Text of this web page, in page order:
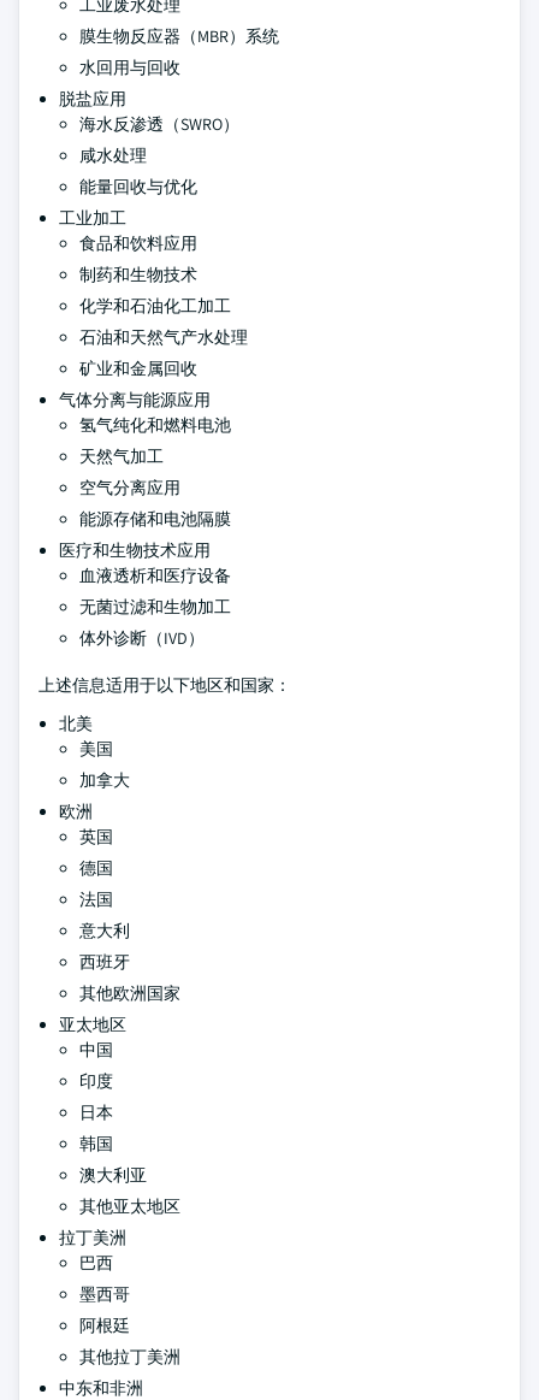
工业废水处理
膜生物反应器（MBR）系统
水回用与回收
脱盐应用
海水反渗透（SWRO）
咸水处理
能量回收与优化
工业加工
食品和饮料应用
制药和生物技术
化学和石油化工加工
石油和天然气产水处理
矿业和金属回收
气体分离与能源应用
氢气纯化和燃料电池
天然气加工
空气分离应用
能源存储和电池隔膜
医疗和生物技术应用
血液透析和医疗设备
无菌过滤和生物加工
体外诊断（IVD）
上述信息适用于以下地区和国家：
北美
美国
加拿大
欧洲
英国
德国
法国
意大利
西班牙
其他欧洲国家
亚太地区
中国
印度
日本
韩国
澳大利亚
其他亚太地区
拉丁美洲
巴西
墨西哥
阿根廷
其他拉丁美洲
中东和非洲